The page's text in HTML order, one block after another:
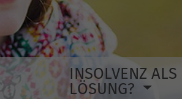
INSOLVENZ ALS
LÖSUNG?